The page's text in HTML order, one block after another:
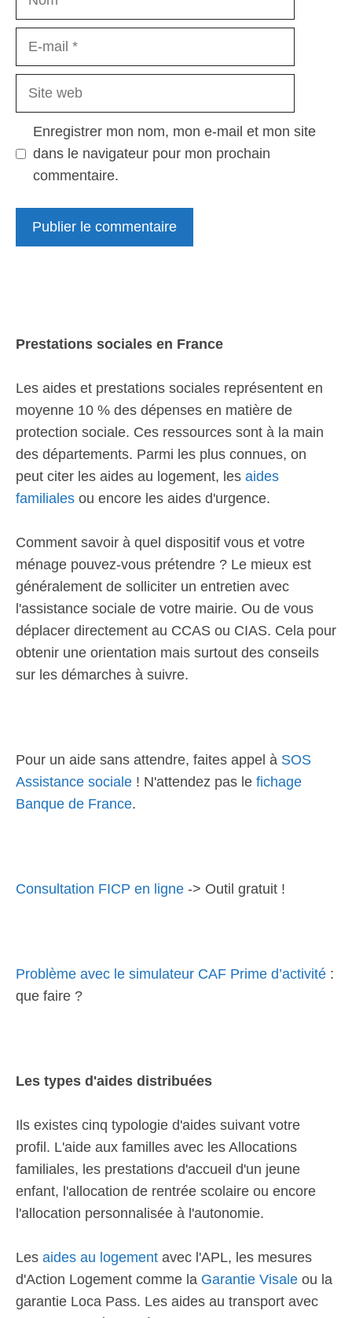
Site
Enregistrer mon nom, mon e-mail et mon site
dans le navigateur pour mon prochain
commentaire.
Prestations sociales en France
Les aides et prestations sociales représentent en
moyenne 10 % des dépenses en matière de
protection sociale. Ces ressources sont à la main
des départements. Parmi les plus connues, on
peut citer les aides au logement, les aides
familiales ou encore les aides d'urgence.
Comment savoir à quel dispositif vous et votre
ménage pouvez-vous prétendre ? Le mieux est
généralement de solliciter un entretien avec
l'assistance sociale de votre mairie. Ou de vous
déplacer directement au CCAS ou CIAS. Cela pour
obtenir une orientation mais surtout des conseils
sur les démarches à suivre.
Pour un aide sans attendre, faites appel à SOS
Assistance sociale ! N'attendez pas le fichage
Banque de France.
Consultation FICP en ligne -> Outil gratuit !
Problème avec le simulateur CAF Prime d’activité :
que faire ?
Les types d'aides distribuées
Ils existes cinq typologie d'aides suivant votre
profil. L'aide aux familles avec les Allocations
familiales, les prestations d'accueil d'un jeune
enfant, l'allocation de rentrée scolaire ou encore
l'allocation personnalisée à l'autonomie.
Les aides au logement avec l'APL, les mesures
d'Action Logement comme la Garantie Visale ou la
garantie Loca Pass. Les aides au transport avec